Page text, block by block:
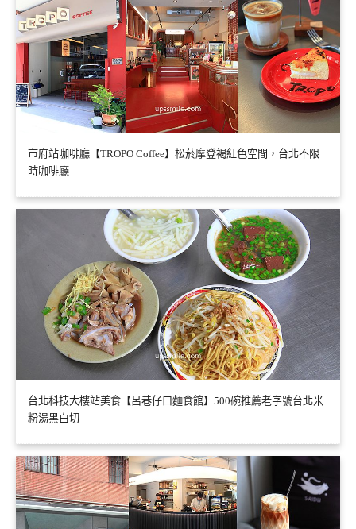
市府站咖啡廳【TROPO Coffee】松菸摩登褐紅色空間，台北不限
時咖啡廳
台北科技大樓站美食【呂巷仔口麵食館】500碗推薦老字號台北米
粉湯黑白切